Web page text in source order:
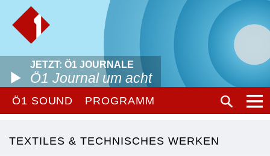
JETZT: Ö1 JOURNALE
Ö1 Journal um acht
Ö1 SOUND PROGRAMM
TEXTILES & TECHNISCHES WERKEN